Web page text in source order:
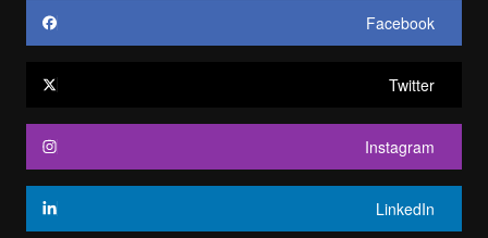
Facebook
Twitter
Instagram
LinkedIn